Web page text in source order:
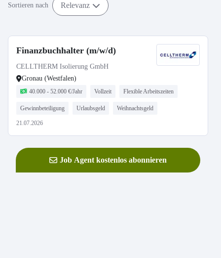
Sortieren nach Relevanz
Finanzbuchhalter (m/w/d)
CELLTHERM Isolierung GmbH
Gronau (Westfalen)
40.000 - 52.000 €/Jahr Vollzeit Flexible Arbeitszeiten
Gewinnbeteiligung Urlaubsgeld Weihnachtsgeld
21.07.2026
Job Agent kostenlos abonnieren